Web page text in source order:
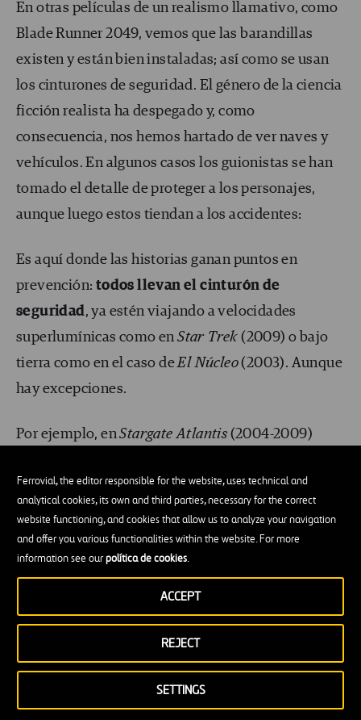
Ferrovial, the editor responsible for the website, uses technical and
analytical cookies, its own and third parties, necessary for the correct
website functioning, and cookies that allow us to analyze your navigation
and offer you various functionalities within the website. For more
information see ourpolítica de cookies.
SETTINGS
REJECT
ACCEPT
En otras películas de un realismo llamativo, como
Blade Runner 2049, vemos que las barandillas
existen y están bien instaladas; así como se usan
los cinturones de seguridad. El género de la ciencia
ficción realista ha despegado y, como
consecuencia, nos hemos hartado de ver naves y
vehículos. En algunos casos los guionistas se han
tomado el detalle de proteger a los personajes,
aunque luego estos tiendan a los accidentes:
Es aquí donde las historias ganan puntos en
prevención: todos llevan el cinturón de
seguridad, ya estén viajando a velocidades
superlumínicas como enStar Trek(2009) o bajo
tierra como en el caso deEl Núcleo(2003). Aunque
hay excepciones.
Por ejemplo, enStargate Atlantis (2004-2009)
cinturones en las naves, los “amortiguadores de
inercia”. Este invento no existe, pero en la ficción
evitaba que la gente saliese despedida en los
frenazos y colisiones.
conductores, pilotos y pasajeros usan de manera
adecuada el cinturón de seguridad sonEl quinto
Wing Commander
(2005),Avatar(2009),Gravity(2013),El juego de